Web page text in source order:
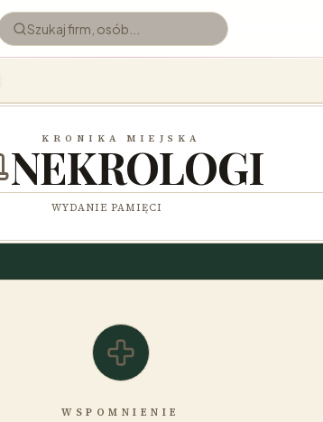
KRONIKA MIEJSKA
NEKROLOGI
WYDANIE PAMIĘCI
WSPOMNIENIE